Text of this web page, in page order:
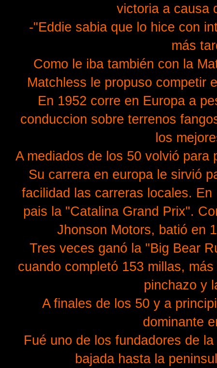
victoria a causa
-"Eddie sabia que lo hice con
más
Como le iba también con la
Matchless le propuso competir
En 1952 corre en Europa a
conduccion sobre terrenos
los
A mediados de los 50 volvió
Su carrera en europa le sirvió
facilidad las carreras locales.
pais la "Catalina Grand Prix".
Jhonson Motors, batió en
Tres veces ganó la "Big Bear
cuando completó 153 millas,
pinchazo y
A finales de los 50 y a
dominante
Fué uno de los fundadores de
bajada hasta la